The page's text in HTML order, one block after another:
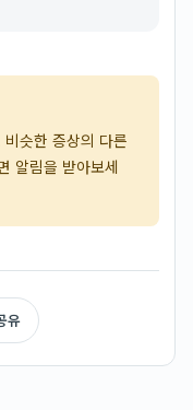
슷한 증상의 다른
알림을 받아보세
유